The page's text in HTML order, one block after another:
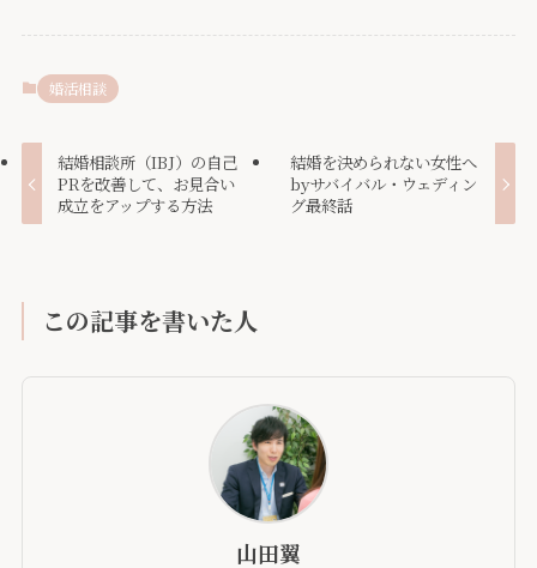
婚活相談
結婚相談所（IBJ）の自己
PRを改善して、お見合い
成立をアップする方法
結婚を決められない女性へ
byサバイバル・ウェディン
グ最終話
この記事を書いた人
山田翼